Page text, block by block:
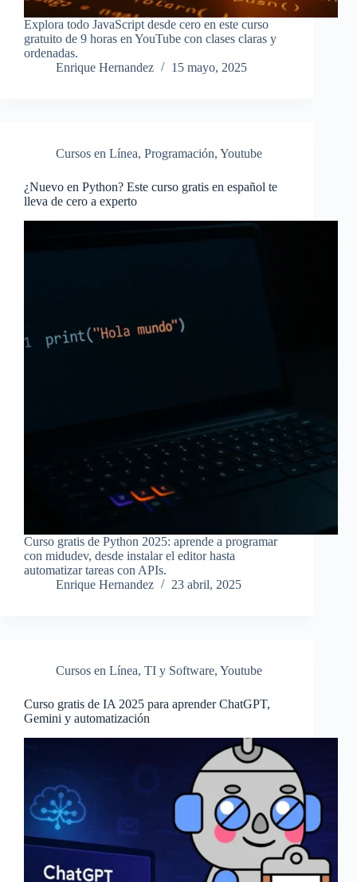
Explora todo JavaScript desde cero en este curso
gratuito de 9 horas en YouTube con clases claras y
ordenadas.
Enrique Hernandez
15 mayo, 2025
Cursos en Línea, Programación, Youtube
¿Nuevo en Python? Este curso gratis en español te
lleva de cero a experto
Curso gratis de Python 2025: aprende a programar
con midudev, desde instalar el editor hasta
automatizar tareas con APIs.
Enrique Hernandez
23 abril, 2025
Cursos en Línea, TI y Software, Youtube
Curso gratis de IA 2025 para aprender ChatGPT,
Gemini y automatización